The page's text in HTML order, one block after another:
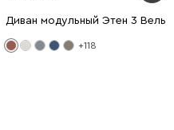
Диван модульный Этен 3
+118